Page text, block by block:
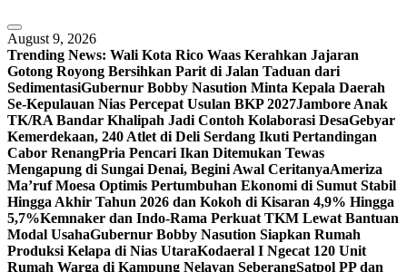
August 9, 2026
Trending News: Wali Kota Rico Waas Kerahkan Jajaran
Gotong Royong Bersihkan Parit di Jalan Taduan dari
SedimentasiGubernur Bobby Nasution Minta Kepala Daerah
Se-Kepulauan Nias Percepat Usulan BKP 2027Jambore Anak
TK/RA Bandar Khalipah Jadi Contoh Kolaborasi DesaGebyar
Kemerdekaan, 240 Atlet di Deli Serdang Ikuti Pertandingan
Cabor RenangPria Pencari Ikan Ditemukan Tewas
Mengapung di Sungai Denai, Begini Awal Ceritanya‎Ameriza
Ma’ruf Moesa‎ Optimis Pertumbuhan Ekonomi di Sumut Stabil
Hingga Akhir Tahun 2026 dan Kokoh di Kisaran 4,9% Hingga
5,7%Kemnaker dan Indo-Rama Perkuat TKM Lewat Bantuan
Modal UsahaGubernur Bobby Nasution Siapkan Rumah
Produksi Kelapa di Nias UtaraKodaeral I Ngecat 120 Unit
Rumah Warga di Kampung Nelayan SeberangSatpol PP dan